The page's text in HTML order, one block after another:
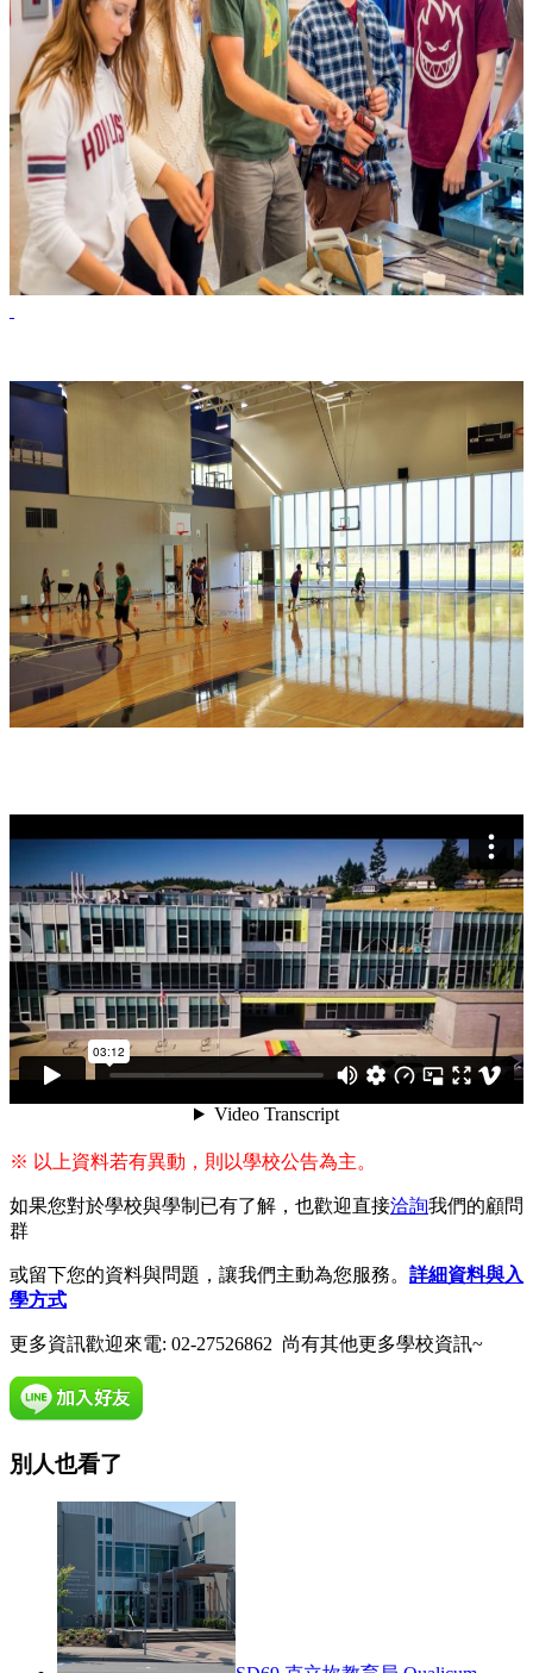
※ 以上資料若有異動，則以學校公告為主。
如果您對於學校與學制已有了解，也歡迎直接洽詢我們的顧問
群
或留下您的資料與問題，讓我們主動為您服務。 詳細資料與入
學方式
更多資訊歡迎來電: 02-27526862 尚有其他更多學校資訊~
別人也看了